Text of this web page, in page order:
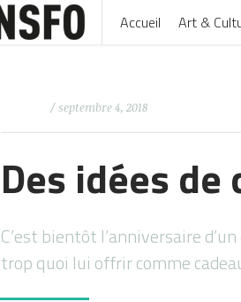
Accueil Art &
/ septembre 4, 2018
Des idées
C’est bientôt l’anniversaire
trop quoi lui offrir comme